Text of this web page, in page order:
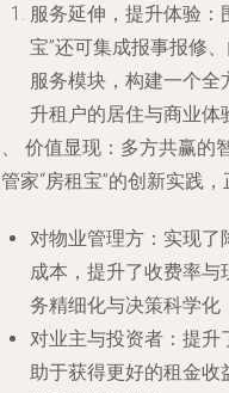
服务延伸，提升体验
宝”还可集成报事报修
服务模块，构建一个
升租户的居住与商业体
价值显现：多方共赢的
家“房租宝”的创新实践
对物业管理方 ：实现
成本，提升了收费率
务精细化与决策科学化
对业主与投资者 ：提
助于获得更好的租金收